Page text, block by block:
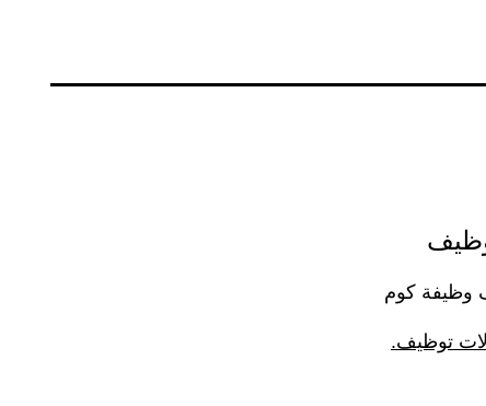
وظيفة كوم
توظيف.